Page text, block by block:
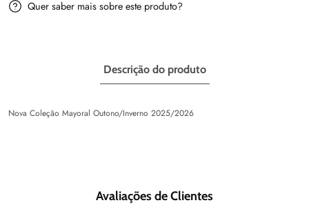
Quer saber mais sobre este produto?
Descrição do produto
Nova Coleção Mayoral Outono/Inverno 2025/2026
Avaliações de Clientes